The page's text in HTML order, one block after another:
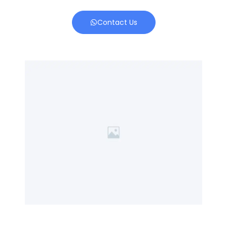
Contact Us